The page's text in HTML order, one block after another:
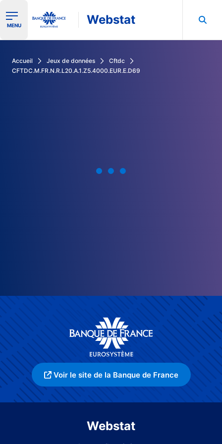
Ouvrir le menu de navigation
MENU Webstat
Accueil Jeux de données
Cftdc
CFTDC.M.FR.N.R.L20.A.1.Z5.4000.EUR.E.D69
Voir le site de la Banque de France
Webstat